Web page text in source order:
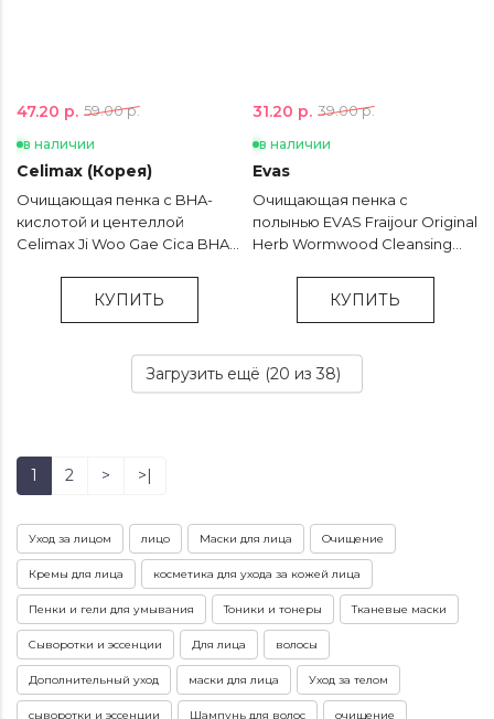
47.20 р. 59.00 р.
в наличии
Celimax (Корея)
Очищающая пенка с BHA-
кислотой и центеллой
Celimax Ji Woo Gae Cica BHA
КУПИТЬ
31.20 р. 39.00 р.
в наличии
Evas
Очищающая пенка с
полынью EVAS Fraijour Original
Herb Wormwood Cleansing
КУПИТЬ
Загрузить ещё (20 из 38)
1 2 > >|
Уход за лицом лицо Маски для лица Очищение
Кремы для лица косметика для ухода за кожей лица
Пенки и гели для умывания Тоники и тонеры Тканевые маски
Сыворотки и эссенции Для лица волосы
Дополнительный уход маски для лица Уход за телом
сыворотки и эссенции Шампунь для волос очищение